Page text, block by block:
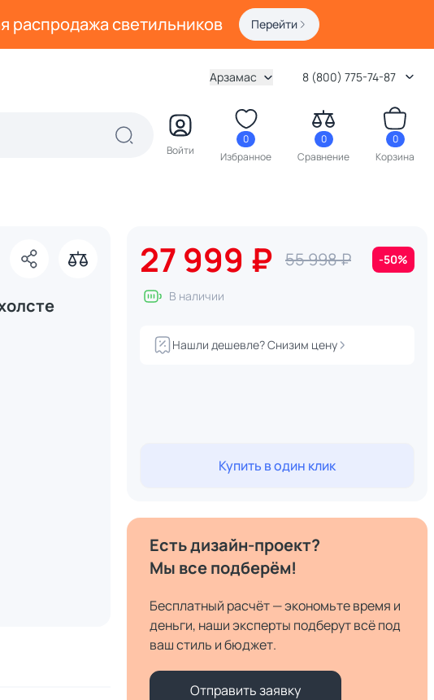
распродажа светильников Перейти
Арзамас 8 (800) 775-74-87
Войти
0
Избранное
0
Сравнение
0
Корзина
27 999 ₽ 55 998 ₽ -50%
В наличии
Нашли дешевле? Снизим цену
Купить в один клик
Есть дизайн-проект?
Мы все подберём!
Бесплатный расчёт — экономьте время и
деньги, наши эксперты подберут всё под
ваш стиль и бюджет.
Отправить заявку